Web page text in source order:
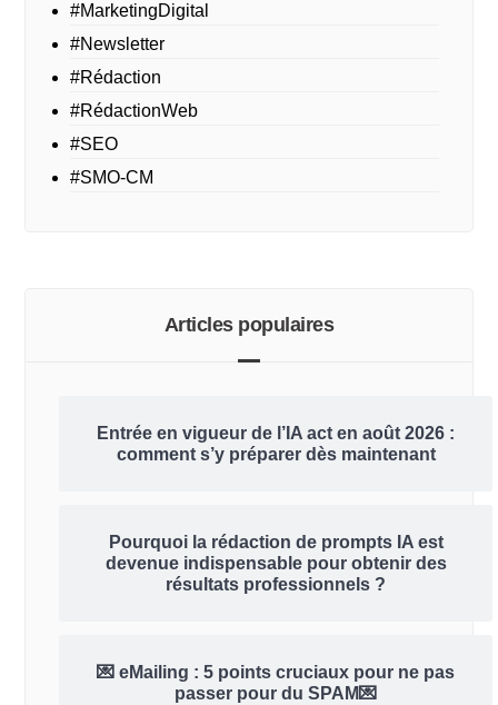
#MarketingDigital
#Newsletter
#Rédaction
#RédactionWeb
#SEO
#SMO-CM
Articles populaires
Entrée en vigueur de l’IA act en août 2026 :
comment s’y préparer dès maintenant
Pourquoi la rédaction de prompts IA est
devenue indispensable pour obtenir des
résultats professionnels ?
💌 eMailing : 5 points cruciaux pour ne pas
passer pour du SPAM💌